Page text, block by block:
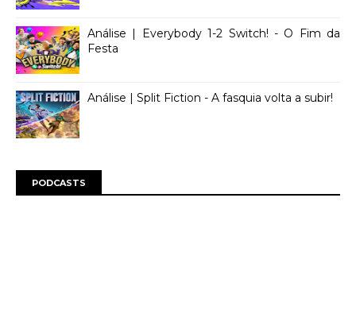
Análise | Everybody 1-2 Switch! - O Fim da
Festa
Análise | Split Fiction - A fasquia volta a subir!
PODCASTS